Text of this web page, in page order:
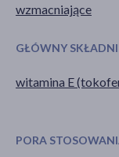
wzmacniające
GŁÓWNY
witamina E
PORA